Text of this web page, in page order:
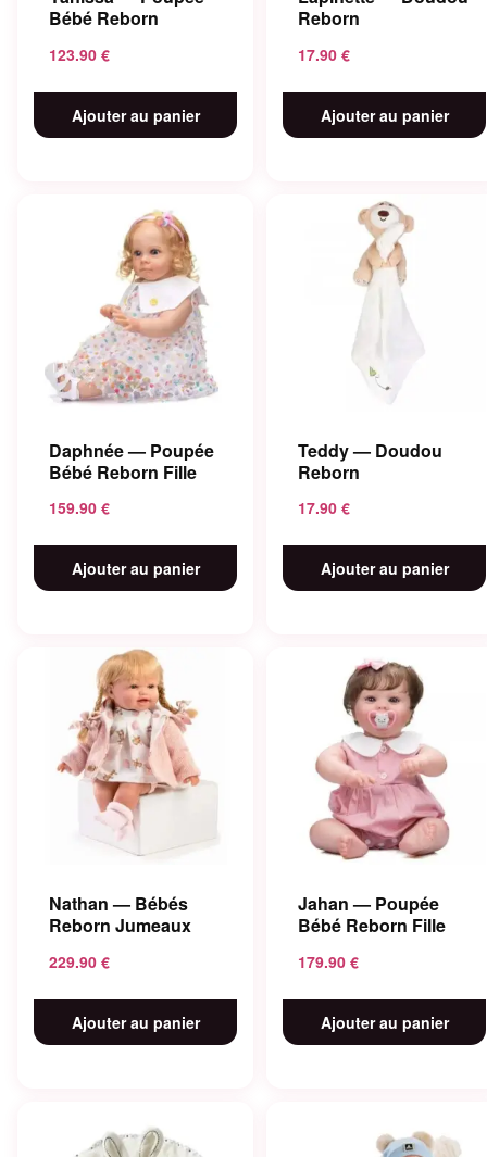
Bébé Reborn
123.90 €
Ajouter au panier
Reborn
17.90 €
Ajouter au panier
Daphnée — Poupée
Bébé Reborn Fille
159.90 €
Ajouter au panier
Teddy — Doudou
Reborn
17.90 €
Ajouter au panier
Nathan — Bébés
Reborn Jumeaux
229.90 €
Ajouter au panier
Jahan — Poupée
Bébé Reborn Fille
179.90 €
Ajouter au panier